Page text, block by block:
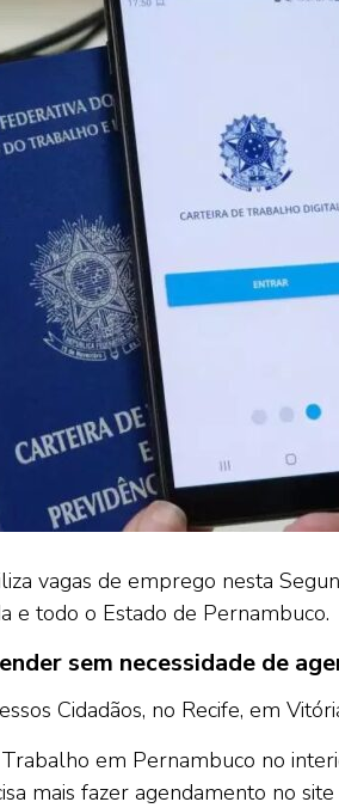
vagas de emprego nesta
e todo o Estado de Pernambuco.
sem necessidade de
Cidadãos, no Recife, em
em Pernambuco no
mais fazer agendamento no site